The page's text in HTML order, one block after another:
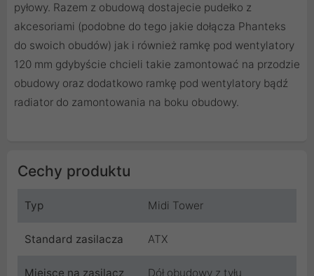
pyłowy. Razem z obudową dostajecie pudełko z
akcesoriami (podobne do tego jakie dołącza Phanteks
do swoich obudów) jak i również ramkę pod wentylatory
120 mm gdybyście chcieli takie zamontować na przodzie
obudowy oraz dodatkowo ramkę pod wentylatory bądź
radiator do zamontowania na boku obudowy.
Cechy produktu
Typ Midi Tower
Standard zasilacza ATX
Miejsce na zasilacz Dół obudowy z tyłu